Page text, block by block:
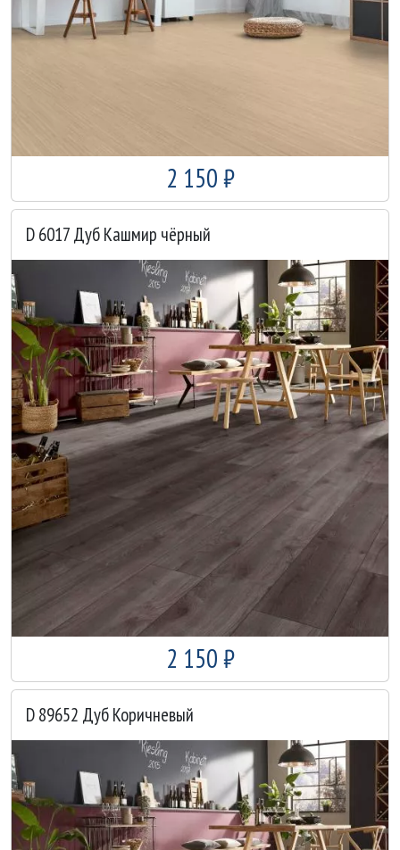
2 150 ₽
D 6017 Дуб Кашмир чёрный
2 150 ₽
D 89652 Дуб Коричневый